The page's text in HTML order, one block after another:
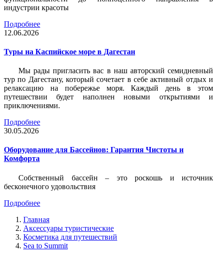
индустрии красоты
Подробнее
12.06.2026
Туры на Каспийское море в Дагестан
Мы рады пригласить вас в наш авторский семидневный
тур по Дагестану, который сочетает в себе активный отдых и
релаксацию на побережье моря. Каждый день в этом
путешествии будет наполнен новыми открытиями и
приключениями.
Подробнее
30.05.2026
Оборудование для Бассейнов: Гарантия Чистоты и
Комфорта
Собственный бассейн – это роскошь и источник
бесконечного удовольствия
Подробнее
Главная
Аксессуары туристические
Косметика для путешествий
Sea to Summit